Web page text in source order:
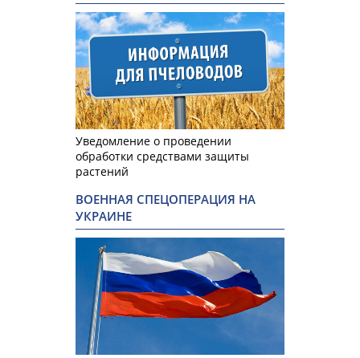
Уведомление о проведении
обработки средствами защиты
растений
ВОЕННАЯ СПЕЦОПЕРАЦИЯ НА
УКРАИНЕ